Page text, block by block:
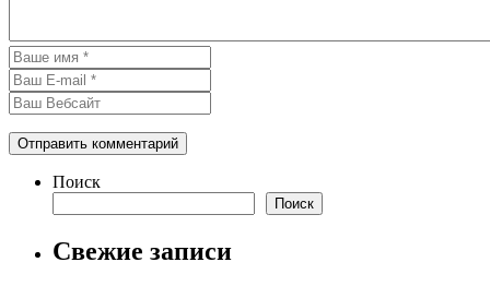
Поиск
Поиск
Свежие записи